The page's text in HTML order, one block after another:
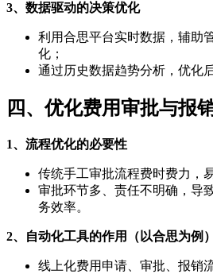
3、数据驱动的决策优化
利用合思平台实时数据，辅助
化；
通过历史数据趋势分析，优化
四、优化费用审批与报
1、流程优化的必要性
传统手工审批流程费时费力，
审批环节多、责任不明确，导
务效率。
2、自动化工具的作用（以合思为例）
线上化费用申请、审批、报销